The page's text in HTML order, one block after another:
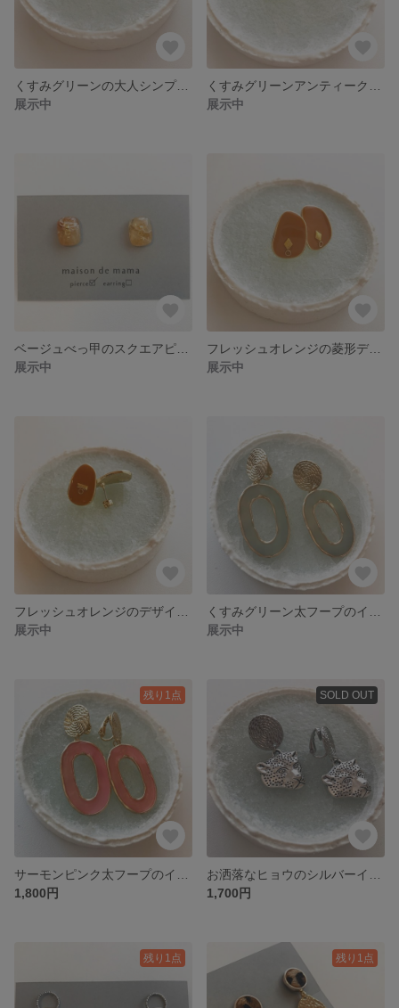
くすみグリーンの大人シンプルピアス
展示中
展示中
展示中
展示中
展示中
展示中
残り1点
1,800円
SOLD OUT
1,700円
残り1点 残り1点